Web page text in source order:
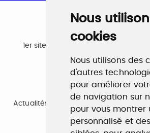
Nous
cookies
Nous utilisons des
d'autres
pour améliorer
de navigation sur
pour vous montrer
personnalisé et
Emploi
1er site emploi du secteur culturel
Formation
Actualités, guide et annuaire des
de la culture.
www.profilculture-